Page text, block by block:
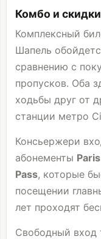
Комбо и скидки
Комплексный
Шапель
сравнению с
пропусков. Оба
ходьбы друг от
станции метро
Консьержери
абонементы
Pass, которые
посещении
лет проходят
Свободный вход